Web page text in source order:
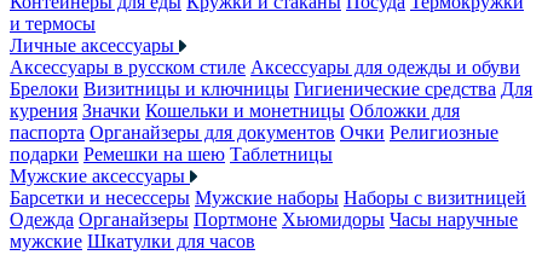
и термосы
Личные аксессуары
Аксессуары в русском стиле Аксессуары для одежды и обуви
Брелоки Визитницы и ключницы Гигиенические средства Для
курения Значки Кошельки и монетницы Обложки для
паспорта Органайзеры для документов Очки Религиозные
подарки Ремешки на шею Таблетницы
Мужские аксессуары
Барсетки и несессеры Мужские наборы Наборы с визитницей
Одежда Органайзеры Портмоне Хьюмидоры Часы наручные
мужские Шкатулки для часов